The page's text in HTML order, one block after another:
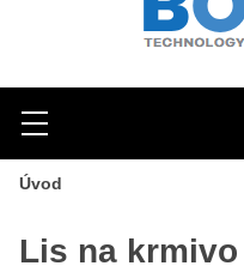
Hľadať
Menu
Úvod
Lis na krmivo